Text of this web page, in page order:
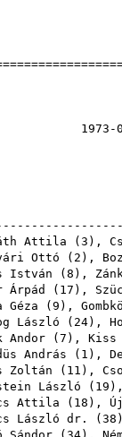
10
Attila ( 3 ),
Ottó ( 2 ),
István ( 8 ),
Árpád ( 17 ),
Géza ( 9 ),
László ( 24),
Andor ( 7 ), Kiss
András ( 1 ),
Zoltán ( 11 ),
László ( 19
Attila ( 18 ),
László dr. ( 38